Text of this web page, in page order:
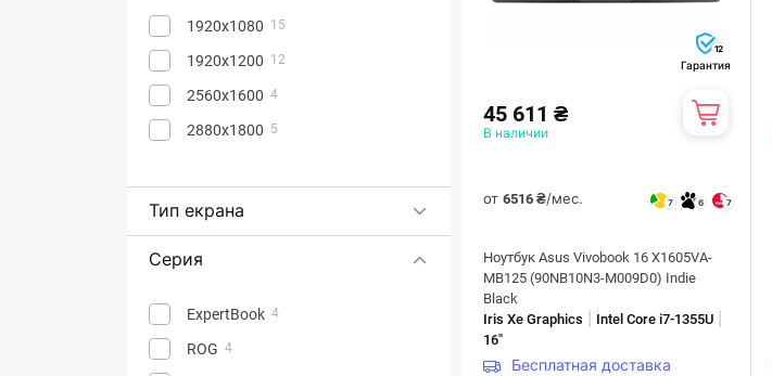
1920x1080 15
1920x1200 12
2560x1600 4
2880x1800 5
Тип екрана
Серия
ExpertBook 4
ROG 4
12
Гарантия
45 611 ₴
В наличии
от 6516 ₴/мес. 7 6 7
Ноутбук Asus Vivobook 16 X1605VA-
MB125 (90NB10N3-M009D0) Indie
Black
Iris Xe Graphics
Intel Core i7-1355U
16"
Бесплатная доставка